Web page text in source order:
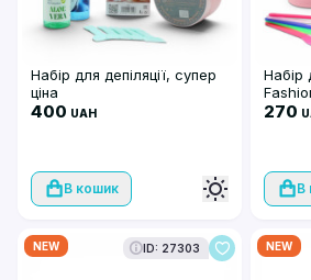
Набір для депіляції, супер
ціна
400 UAH
В кошик
Набір
270
В
NEW ID: 27303 NEW